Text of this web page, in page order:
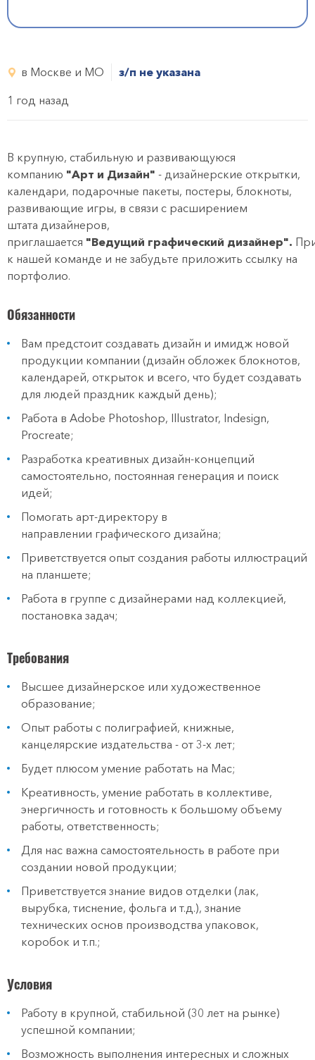
в Москве и МО
з/п не указана
1 год назад
В крупную, стабильную и развивающуюся
компанию "Арт и Дизайн" - дизайнерские открытки,
календари, подарочные пакеты, постеры, блокноты,
развивающие игры, в связи с расширением
штата дизайнеров,
приглашается "Ведущий графический дизайнер".
к нашей команде и не забудьте приложить ссылку на
портфолио.
Обязанности
Вам предстоит создавать дизайн и имидж новой
продукции компании (дизайн обложек блокнотов,
календарей, открыток и всего, что будет создавать
для людей праздник каждый день);
Работа в Adobe Photoshop, Illustrator, Indesign,
Procreate;
Разработка креативных дизайн-концепций
самостоятельно, постоянная генерация и поиск
идей;
Помогать арт-директору в
направлении графического дизайна;
Приветствуется опыт создания работы иллюстраций
на планшете;
Работа в группе с дизайнерами над коллекцией,
постановка задач;
Требования
Высшее дизайнерское или художественное
образование;
Опыт работы с полиграфией, книжные,
канцелярские издательства - от 3-х лет;
Будет плюсом умение работать на Мас;
Креативность, умение работать в коллективе,
энергичность и готовность к большому объему
работы, ответственность;
Для нас важна самостоятельность в работе при
создании новой продукции;
Приветствуется знание видов отделки (лак,
вырубка, тиснение, фольга и т.д.), знание
технических основ производства упаковок,
коробок и т.п.;
Условия
Работу в крупной, стабильной (30 лет на рынке)
успешной компании;
Возможность выполнения интересных и сложных